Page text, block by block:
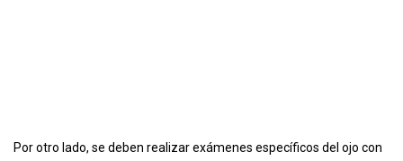
Por otro lado, se deben realizar exámenes específicos del ojo con